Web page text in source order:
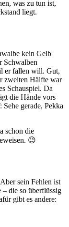
was zu tun ist,
liegt.
kein Gelb
Schwalben
er fallen will. Gut,
zweiten Hälfte war
Schauspiel. Da
die Hände vors
gerade, Pekka
schon die
😉
sein Fehlen ist
die so überflüssig
gibt es andere: